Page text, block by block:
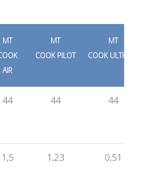
MT
AIR
MT
COOK PILOT
MT
COOK ULTRINO
44 44 44
1,5 1,23 0,51